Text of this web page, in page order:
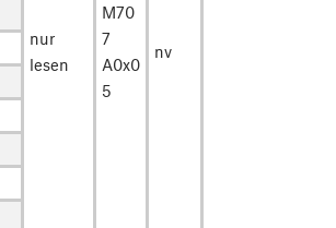
nur
lesen
M70
7
A0x0
5
nv